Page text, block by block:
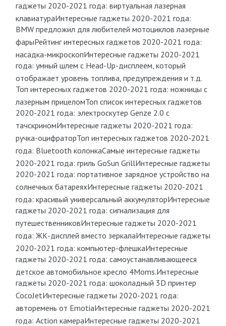
гаджеты 2020-2021 года: виртуальная лазерная
клавиатураИнтересные гаджеты 2020-2021 года:
BMW предложил для любителей мотоциклов лазерные
фарыРейтинг интересных гаджетов 2020-2021 года:
насадка-микроскопИнтересные гаджеты 2020-2021
года: умный шлем с Head-Up-дисплеем, который
отображает уровень топлива, предупреждения и т.д.
Топ интересных гаджетов 2020-2021 года: ножницы с
лазерным прицеломТоп список интересных гаджетов
2020-2021 года: электроскутер Genze 2.0 с
тачскриномИнтересные гаджеты 2020-2021 года:
ручка-оцифраторТоп интересных гаджетов 2020-2021
года: Bluetooth колонкаСамые интересные гаджеты
2020-2021 года: гриль GoSun GrillИнтересные гаджеты
2020-2021 года: портативное зарядное устройство на
солнечных батареяхИнтересные гаджеты 2020-2021
года: красивый универсальный аккумуляторИнтересные
гаджеты 2020-2021 года: сигнализация для
путешественниковИнтересные гаджеты 2020-2021
года: ЖК-дисплей вместо зеркалаИнтересные гаджеты
2020-2021 года: компьютер-флешкаИнтересные
гаджеты 2020-2021 года: самоустанавливающееся
детское автомобильное кресло 4Moms.Интересные
гаджеты 2020-2021 года: шоколадный 3D принтер
CocoJetИнтересные гаджеты 2020-2021 года:
авторемень от EmotiaИнтересные гаджеты 2020-2021
года: Action камераИнтересные гаджеты 2020-2021